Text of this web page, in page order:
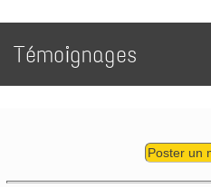
Témoignages
Poster un